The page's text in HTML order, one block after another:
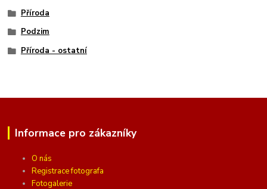
Příroda
Podzim
Příroda - ostatní
Informace pro zákazníky
O nás
Registrace fotografa
Fotogalerie